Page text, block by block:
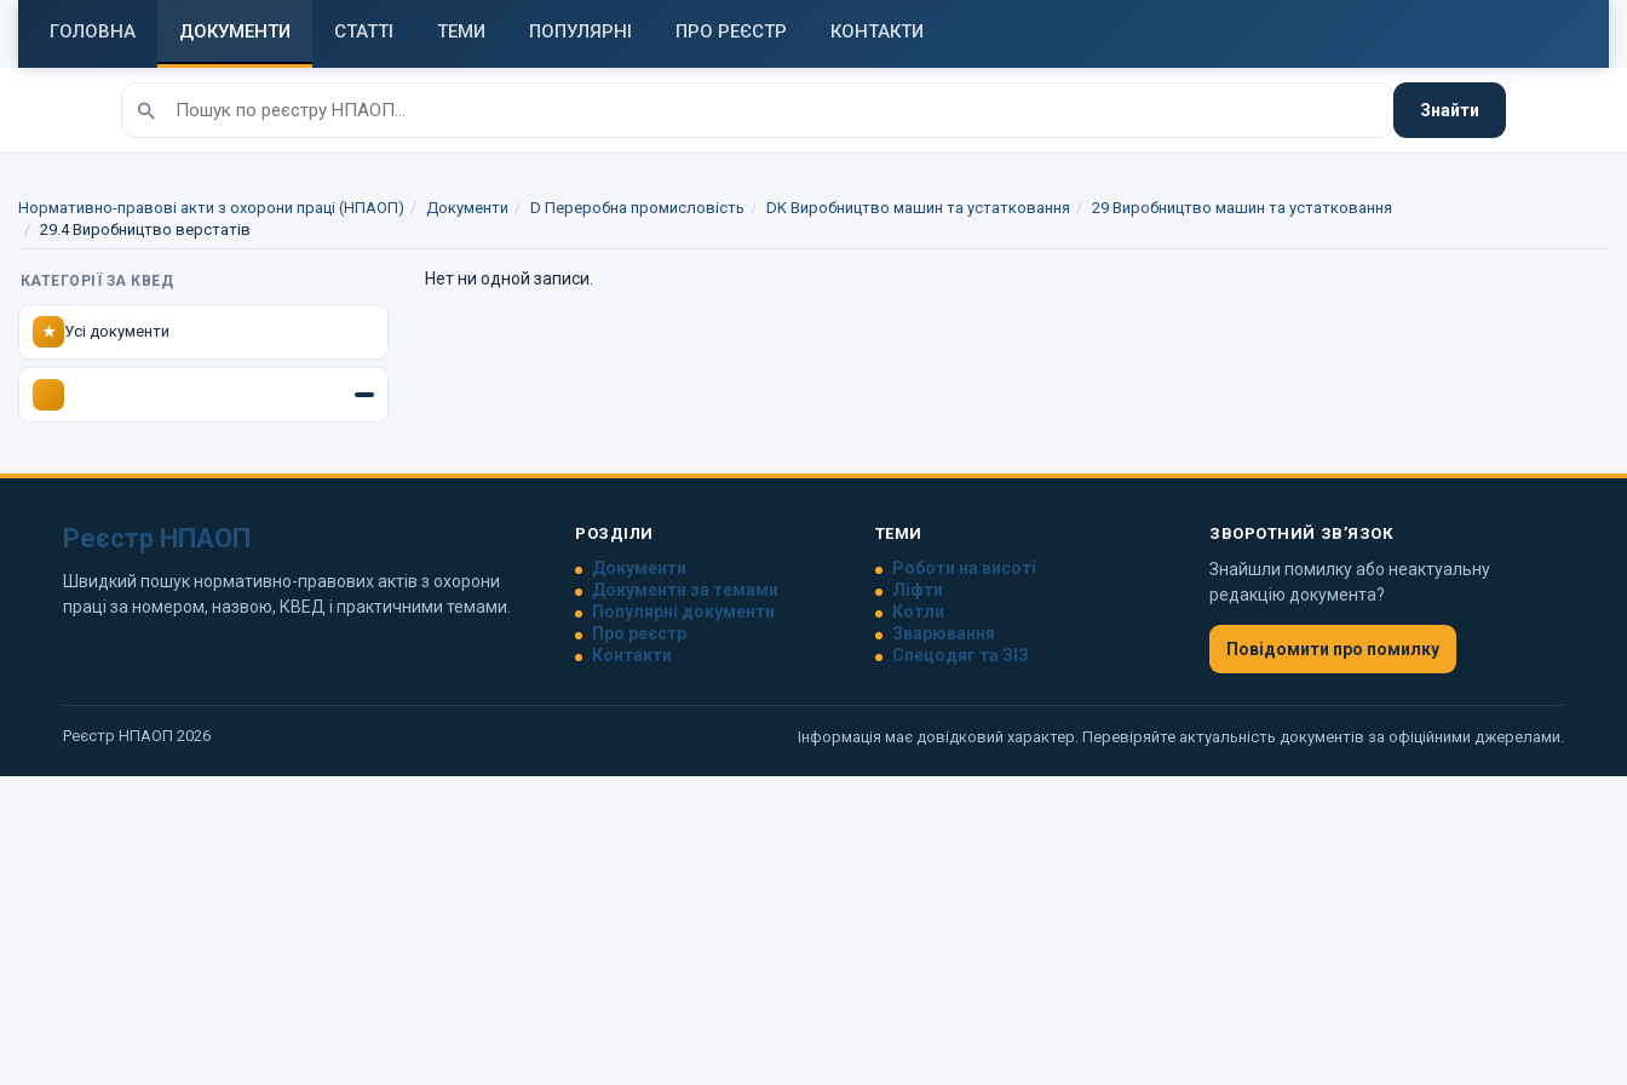
ГОЛОВНА ДОКУМЕНТИ СТАТТІ ТЕМИ ПОПУЛЯРНІ ПРО РЕЄСТР КОНТАКТИ
Знайти
Нормативно-правові акти з охорони праці (НПАОП) Документи D Переробна промисловість DK Виробництво машин та устатковання
29 Виробництво машин та устатковання
29.4 Виробництво верстатів
КАТЕГОРІЇ ЗА КВЕД
★ Усі документи
Нет ни одной записи.
Реєстр НПАОП
Швидкий пошук нормативно-правових актів з охорони
праці за номером, назвою, КВЕД і практичними темами.
РОЗДІЛИ
Документи
Документи за темами
Популярні документи
Про реєстр
Контакти
ТЕМИ
Роботи на висоті
Ліфти
Котли
Зварювання
Спецодяг та ЗІЗ
ЗВОРОТНИЙ ЗВ’ЯЗОК
Знайшли помилку або неактуальну
редакцію документа?
Повідомити про помилку
Реєстр НПАОП 2026 Інформація має довідковий характер. Перевіряйте актуальність документів за офіційними джерелами.